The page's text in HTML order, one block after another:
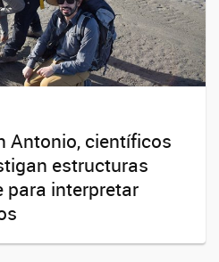
Antonio, científicos
estructuras
para interpretar